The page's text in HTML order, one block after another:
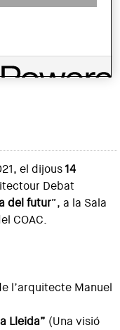
el dijous14
Debat
del futur”, a la Sala
COAC.
l’arquitecte Manuel
Lleida” (Una visió